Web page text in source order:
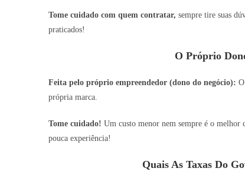
Tome cuidado com quem contratar, sempre tire suas
praticados!
O Próprio
Feita pelo próprio empreendedor (dono do negócio):
própria marca.
Tome cuidado! Um custo menor nem sempre é o melhor
pouca experiência!
Quais As Taxas Do